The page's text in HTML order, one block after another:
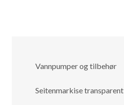
Vannpumper og tilbehør
Seitenmarkise transparent